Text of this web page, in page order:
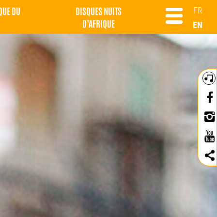
DU
DISQUES NUITS
D’AFRIQUE
FR
EN